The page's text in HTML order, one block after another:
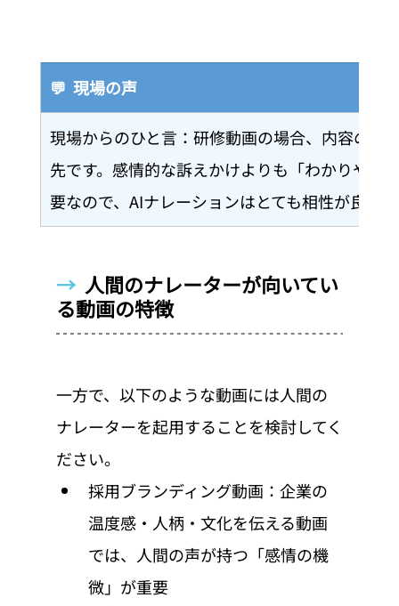
💬  現場の声
現場からのひと言：研修動画の場合、内容の正
先です。感情的な訴えかけよりも「わかりやす
要なので、AIナレーションはとても相性が良い
→ 人間のナレーターが向いてい
る動画の特徴
一方で、以下のような動画には人間の
ナレーターを起用することを検討してく
ださい。
採用ブランディング動画：企業の
温度感・人柄・文化を伝える動画
では、人間の声が持つ「感情の機
微」が重要